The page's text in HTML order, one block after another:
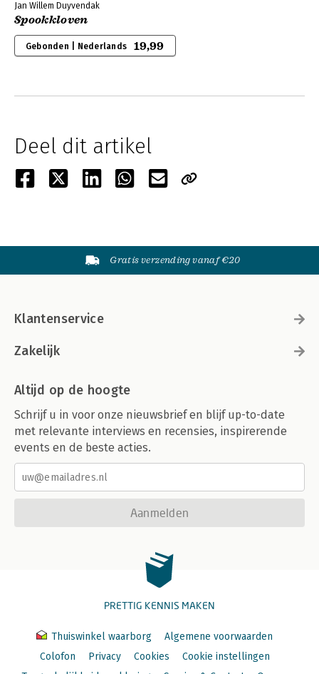
Jan Willem Duyvendak
Spookkloven
Gebonden | Nederlands 19,99
Deel dit artikel
Gratis verzending vanaf €20
Klantenservice
Zakelijk
Altijd op de hoogte
Schrijf u in voor onze nieuwsbrief en blijf up-to-date
met relevante interviews en recensies, inspirerende
events en de beste acties.
Aanmelden
PRETTIG KENNIS MAKEN
Thuiswinkel waarborg
Algemene voorwaarden
Colofon
Privacy Cookies
Cookie instellingen